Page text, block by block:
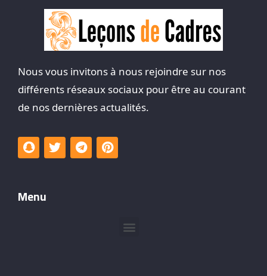
Nous vous invitons à nous rejoindre sur nos
différents réseaux sociaux pour être au courant
de nos dernières actualités.
Menu